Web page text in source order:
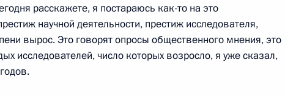
3
расскажете, я постараюсь как-то на это
научной деятельности, престиж исследователя,
вырос. Это говорят опросы общественного мнения, это
исследователей, число которых возросло, я уже сказал,